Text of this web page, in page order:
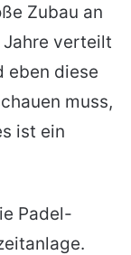
Zubau an
Jahre verteilt
eben diese
muss,
ist ein
Padel-